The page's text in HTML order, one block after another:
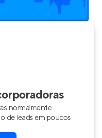
normalmente
de leads em poucos